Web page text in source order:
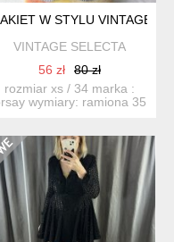
W STYLU VINTAGE
VINTAGE SELECTA
56 zł
80 zł
rozmiar xs / 34 marka :
wymiary: ramiona 35